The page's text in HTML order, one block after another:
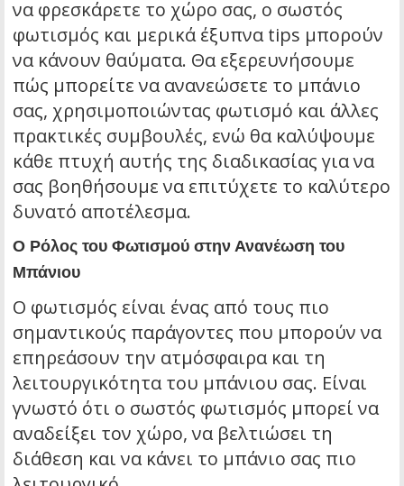
να φρεσκάρετε το χώρο σας, ο σωστός
φωτισμός και μερικά έξυπνα tips μπορούν
να κάνουν θαύματα. Θα εξερευνήσουμε
πώς μπορείτε να ανανεώσετε το μπάνιο
σας, χρησιμοποιώντας φωτισμό και άλλες
πρακτικές συμβουλές, ενώ θα καλύψουμε
κάθε πτυχή αυτής της διαδικασίας για να
σας βοηθήσουμε να επιτύχετε το καλύτερο
δυνατό αποτέλεσμα.
Ο Ρόλος του Φωτισμού στην Ανανέωση του
Μπάνιου
Ο φωτισμός είναι ένας από τους πιο
σημαντικούς παράγοντες που μπορούν να
επηρεάσουν την ατμόσφαιρα και τη
λειτουργικότητα του μπάνιου σας. Είναι
γνωστό ότι ο σωστός φωτισμός μπορεί να
αναδείξει τον χώρο, να βελτιώσει τη
διάθεση και να κάνει το μπάνιο σας πιο